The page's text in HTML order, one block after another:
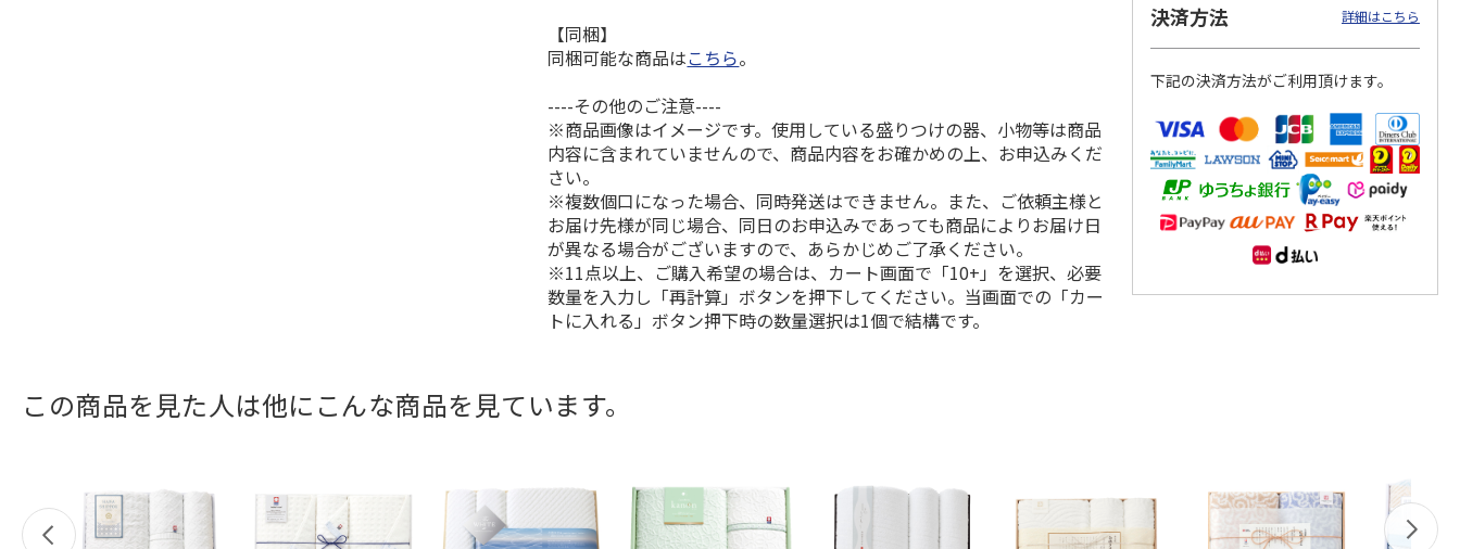
【同梱】
同梱可能な商品はこちら。
----その他のご注意----
※商品画像はイメージです。使用している盛りつけの器、小物等は商品
内容に含まれていませんので、商品内容をお確かめの上、お申込みくだ
さい。
※複数個口になった場合、同時発送はできません。また、ご依頼主様と
お届け先様が同じ場合、同日のお申込みであっても商品によりお届け日
が異なる場合がございますので、あらかじめご了承ください。
※11点以上、ご購入希望の場合は、カート画面で「10+」を選択、必要
数量を入力し「再計算」ボタンを押下してください。当画面での「カー
トに入れる」ボタン押下時の数量選択は1個で結構です。
決済方法 詳細はこちら
下記の決済方法がご利用頂けます。
この商品を見た人は他にこんな商品を見ています。